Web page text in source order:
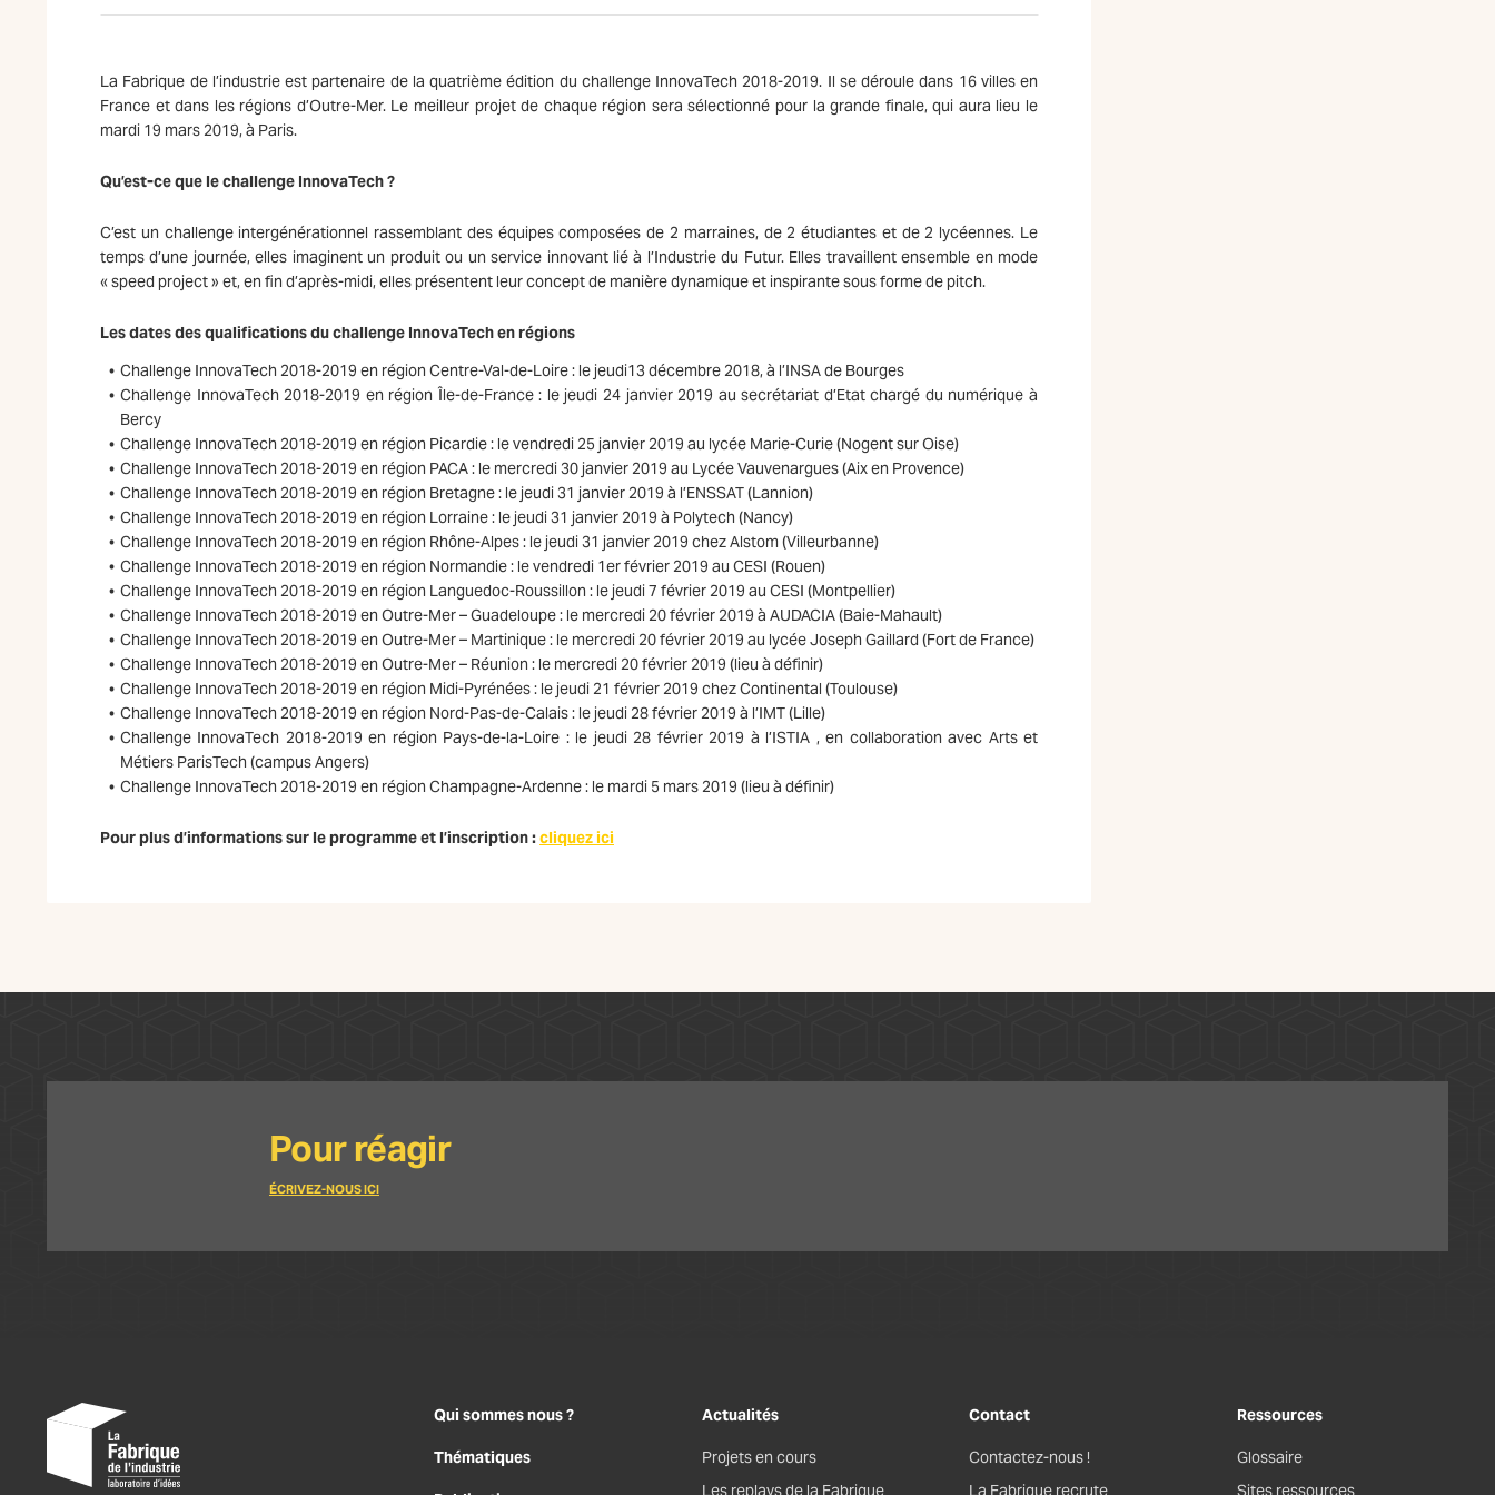
La Fabrique de l’industrie est partenaire de la quatrième édition du challenge InnovaTech 2018-2019. Il se déroule dans 16 villes en
France et dans les régions d’Outre-Mer. Le meilleur projet de chaque région sera sélectionné pour la grande finale, qui aura lieu le
mardi 19 mars 2019, à Paris.
Qu’est-ce que le challenge InnovaTech ?
C’est un challenge intergénérationnel rassemblant des équipes composées de 2 marraines, de 2 étudiantes et de 2 lycéennes. Le
temps d’une journée, elles imaginent un produit ou un service innovant lié à l’Industrie du Futur. Elles travaillent ensemble en mode
« speed project » et, en fin d’après-midi, elles présentent leur concept de manière dynamique et inspirante sous forme de pitch.
Les dates des qualifications du challenge InnovaTech en régions
Challenge InnovaTech 2018-2019 en région Centre-Val-de-Loire : le jeudi13 décembre 2018, à l’INSA de Bourges
Challenge InnovaTech 2018-2019 en région Île-de-France : le jeudi 24 janvier 2019 au secrétariat d’Etat chargé du numérique à
Bercy
Challenge InnovaTech 2018-2019 en région Picardie : le vendredi 25 janvier 2019 au lycée Marie-Curie (Nogent sur Oise)
Challenge InnovaTech 2018-2019 en région PACA : le mercredi 30 janvier 2019 au Lycée Vauvenargues (Aix en Provence)
Challenge InnovaTech 2018-2019 en région Bretagne : le jeudi 31 janvier 2019 à l’ENSSAT (Lannion)
Challenge InnovaTech 2018-2019 en région Lorraine : le jeudi 31 janvier 2019 à Polytech (Nancy)
Challenge InnovaTech 2018-2019 en région Rhône-Alpes : le jeudi 31 janvier 2019 chez Alstom (Villeurbanne)
Challenge InnovaTech 2018-2019 en région Normandie : le vendredi 1er février 2019 au CESI (Rouen)
Challenge InnovaTech 2018-2019 en région Languedoc-Roussillon : le jeudi 7 février 2019 au CESI (Montpellier)
Challenge InnovaTech 2018-2019 en Outre-Mer – Guadeloupe : le mercredi 20 février 2019 à AUDACIA (Baie-Mahault)
Challenge InnovaTech 2018-2019 en Outre-Mer – Martinique : le mercredi 20 février 2019 au lycée Joseph Gaillard (Fort de France)
Challenge InnovaTech 2018-2019 en Outre-Mer – Réunion : le mercredi 20 février 2019 (lieu à définir)
Challenge InnovaTech 2018-2019 en région Midi-Pyrénées : le jeudi 21 février 2019 chez Continental (Toulouse)
Challenge InnovaTech 2018-2019 en région Nord-Pas-de-Calais : le jeudi 28 février 2019 à l’IMT (Lille)
Challenge InnovaTech 2018-2019 en région Pays-de-la-Loire : le jeudi 28 février 2019 à l’ISTIA , en collaboration avec Arts et
Métiers ParisTech (campus Angers)
Challenge InnovaTech 2018-2019 en région Champagne-Ardenne : le mardi 5 mars 2019 (lieu à définir)
Pour plus d’informations sur le programme et l’inscription :cliquez ici
Pour réagir
ÉCRIVEZ-NOUS ICI
Qui sommes nous ?
Thématiques
Actualités
Projets en cours
Les replays de la Fabrique
Contact
Contactez-nous !
La Fabrique recrute
Ressources
Glossaire
Sites ressources